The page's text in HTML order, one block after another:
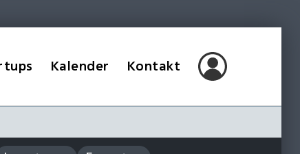
Kalender Kontakt